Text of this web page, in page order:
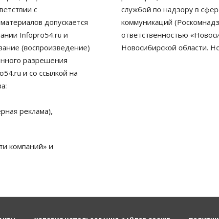
с
допускается
Infopro54.ru и
(воспроизведение)
разрешения
и со ссылкой на
реклама),
компаний» и
службой по надзору в
коммуникаций
ответственностью
Новосибирской области.